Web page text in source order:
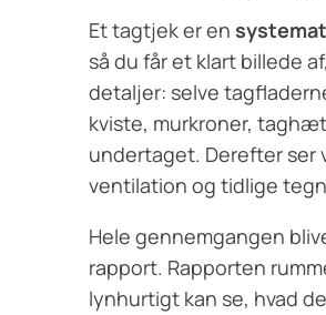
Et tagtjek er en
så du får et klart billede
detaljer: selve
kviste, murkroner,
undertaget. Derefter ser
ventilation og tidlige
Hele gennemgangen
rapport. Rapporten
lynhurtigt kan se, hvad